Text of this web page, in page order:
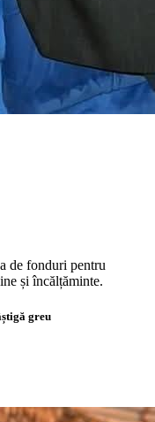
de fonduri pentru
și încălțăminte.
greu